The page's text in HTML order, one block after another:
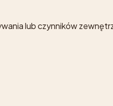
lub czynników